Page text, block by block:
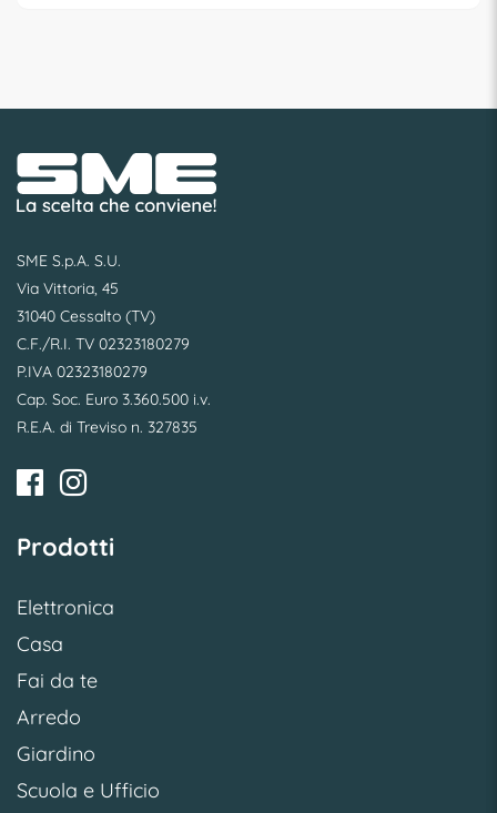
SME S.p.A. S.U.
Via Vittoria, 45
31040 Cessalto (TV)
C.F./R.I. TV 02323180279
P.IVA 02323180279
Cap. Soc. Euro 3.360.500 i.v.
R.E.A. di Treviso n. 327835
Prodotti
Elettronica
Casa
Fai da te
Arredo
Giardino
Scuola e Ufficio